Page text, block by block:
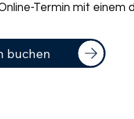
Termin mit
buchen